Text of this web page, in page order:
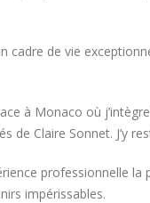
cadre de vie
à Monaco où
de Claire Sonnet. J’y
professionnelle
impérissables.